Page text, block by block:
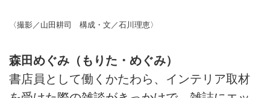
〈撮影／山田耕司 構成・文／石川理恵〉
森田めぐみ（もりた・めぐみ）
書店員として働くかたわら、インテリア取材